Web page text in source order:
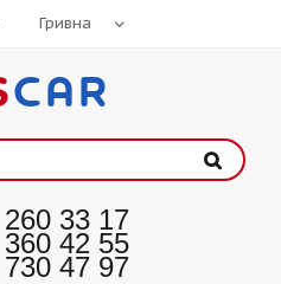
CAR
33 17
42 55
47 97